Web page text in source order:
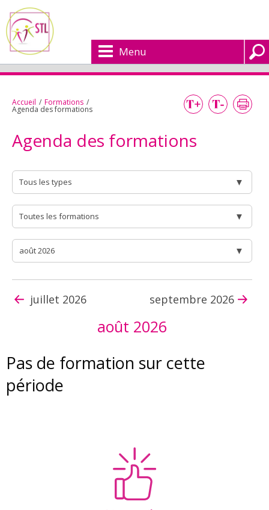
Menu
Accueil / Formations /
Agenda des formations
Agenda des formations
juillet 2026
août 2026
septembre 2026
Pas de formation sur cette
période